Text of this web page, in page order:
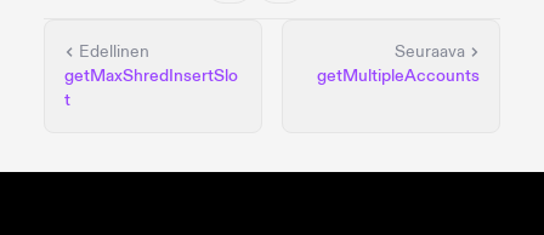
Edellinen
getMaxShredInsertSlo
t
Seuraava
getMultipleAccounts